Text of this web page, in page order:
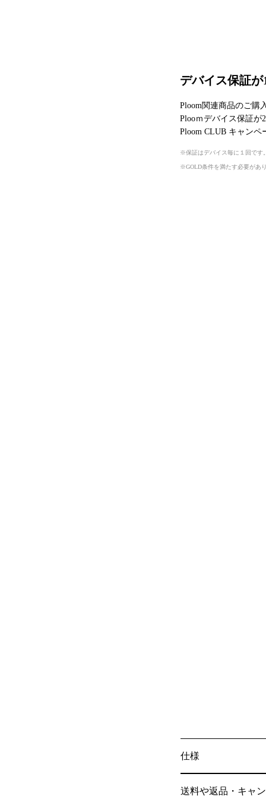
デバイス保証
Ploom関連商品のご購
Plooｍデバイス保証が
Ploom CLUB キャンペ
保証はデバイス毎に１回です。
GOLD条件を満たす必要があ
仕様
送料や返品・キャ